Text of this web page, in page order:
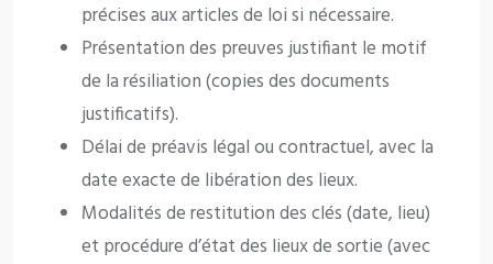
précises aux articles de loi si nécessaire.
Présentation des preuves justifiant le motif
de la résiliation (copies des documents
justificatifs).
Délai de préavis légal ou contractuel, avec la
date exacte de libération des lieux.
Modalités de restitution des clés (date, lieu)
et procédure d’état des lieux de sortie (avec